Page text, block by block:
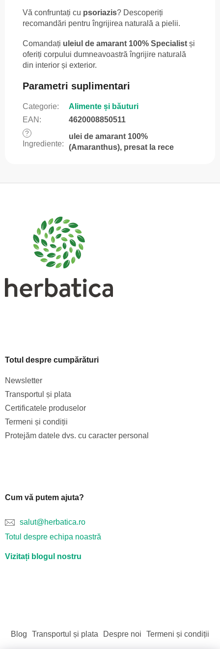
Vă confruntați cu psoriazis? Descoperiți
recomandări pentru îngrijirea naturală a pielii.
Comandați uleiul de amarant 100% Specialist și
oferiți corpului dumneavoastră îngrijire naturală
din interior și exterior.
Parametri suplimentari
Categorie:
Alimente și băuturi
EAN : 4620008850511
?
Ingrediente:
ulei de amarant 100%
(Amaranthus), presat la rece
Totul despre cumpărături
Newsletter
Transportul și plata
Certificatele produselor
Termeni și condiții
Protejăm datele dvs. cu caracter personal
Cum vă putem ajuta?
salut@herbatica.ro
Totul despre echipa noastră
Vizitați blogul nostru
Blog Transportul și plata Despre noi Termeni și condiții